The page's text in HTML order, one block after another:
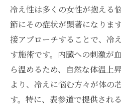
冷え性は多くの女性が抱える
節にその症状が顕著になりま
接アプローチすることで、冷
す施術です。内臓への刺激が
ら温めるため、自然な体温上
より、冷えに悩む方々が体の
す。特に、表参道で提供され